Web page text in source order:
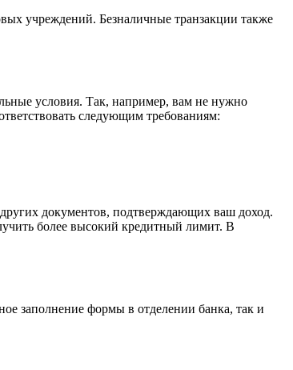
учреждений. Безналичные транзакции также
условия. Так, например, вам не нужно
следующим требованиям:
документов, подтверждающих ваш доход.
более высокий кредитный лимит. В
заполнение формы в отделении банка, так и